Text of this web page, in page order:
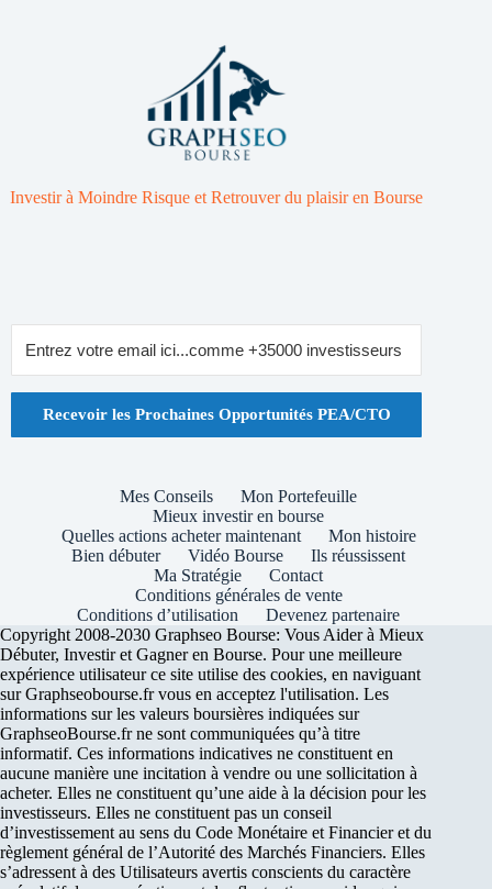
Investir à Moindre Risque et Retrouver du plaisir en Bourse
Recevoir les Prochaines Opportunités PEA/CTO
Mes Conseils
Mon Portefeuille
Mieux investir en bourse
Quelles actions acheter maintenant
Mon histoire
Bien débuter
Vidéo Bourse
Ils réussissent
Ma Stratégie
Contact
Conditions générales de vente
Conditions d’utilisation
Devenez partenaire
Copyright 2008-2030 Graphseo Bourse: Vous Aider à Mieux
Débuter, Investir et Gagner en Bourse. Pour une meilleure
expérience utilisateur ce site utilise des cookies, en naviguant
sur Graphseobourse.fr vous en acceptez l'utilisation. Les
informations sur les valeurs boursières indiquées sur
GraphseoBourse.fr ne sont communiquées qu’à titre
informatif. Ces informations indicatives ne constituent en
aucune manière une incitation à vendre ou une sollicitation à
acheter. Elles ne constituent qu’une aide à la décision pour les
investisseurs. Elles ne constituent pas un conseil
d’investissement au sens du Code Monétaire et Financier et du
règlement général de l’Autorité des Marchés Financiers. Elles
s’adressent à des Utilisateurs avertis conscients du caractère